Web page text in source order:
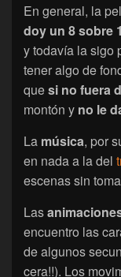
En general, la
doy un 8 sobre
y todavía la sigo
tener algo de
quesi no fuera
montón y no le
La música, por
en nada a la del
escenas sin
Las
encuentro las
de algunos
cera!!). Los